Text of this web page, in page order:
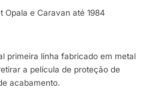
Opala e Caravan até 1984
primeira linha fabricado em metal
a película de proteção de
acabamento.